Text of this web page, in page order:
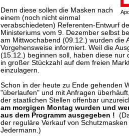
Denn diese sollen die Masken nach
einem (noch nicht einmal
verabschiedeten) Referenten-Entwurf
Ministeriums vom 9. Dezember selbst
am Mittwochabend (09.12.) wurden die
Vorgehensweise informiert. Weil die
(15.12.) beginnen soll, haben diese nur
in großer Stückzahl auf dem freien
einzulagern.
Schon in der heute zu Ende gehenden
"überlaufen" und mit Anfragen
der staatlichen Stellen offenbar
am morgigen Montag wurden und
aus dem Programm ausgegeben !
der reguläre Verkauf von
Jedermann.)